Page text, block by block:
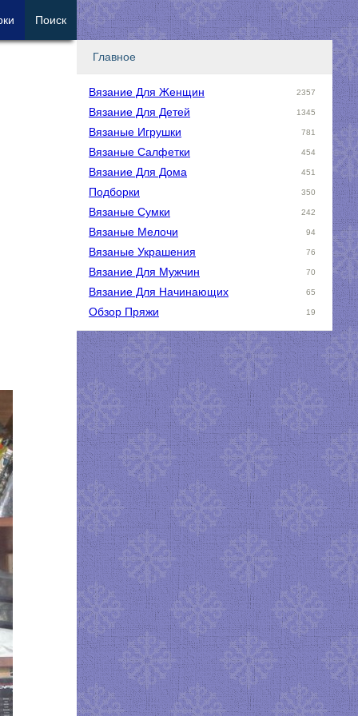
Главное
Вязание Для Женщин 2357
Вязание Для Детей 1345
Вязаные Игрушки 781
Вязаные Салфетки 454
Вязание Для Дома 451
Подборки 350
Вязаные Сумки 242
Вязаные Мелочи 94
Вязаные Украшения 76
Вязание Для Мужчин 70
Вязание Для Начинающих 65
Обзор Пряжи 19
Поиск